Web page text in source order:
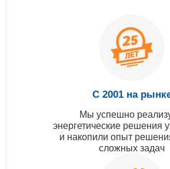
С 2001 на
Мы успешно
энергетические решения
и накопили опыт
сложных задач